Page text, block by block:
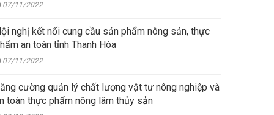
07/11/2022
nghị kết nối cung cầu sản phẩm nông sản, thực
an toàn tỉnh Thanh Hóa
07/11/2022
cường quản lý chất lượng vật tư nông nghiệp và
toàn thực phẩm nông lâm thủy sản